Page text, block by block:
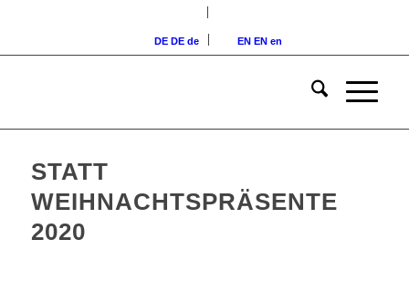
DE DE de EN EN en
STATT
WEIHNACHTSPRÄSENTE
2020